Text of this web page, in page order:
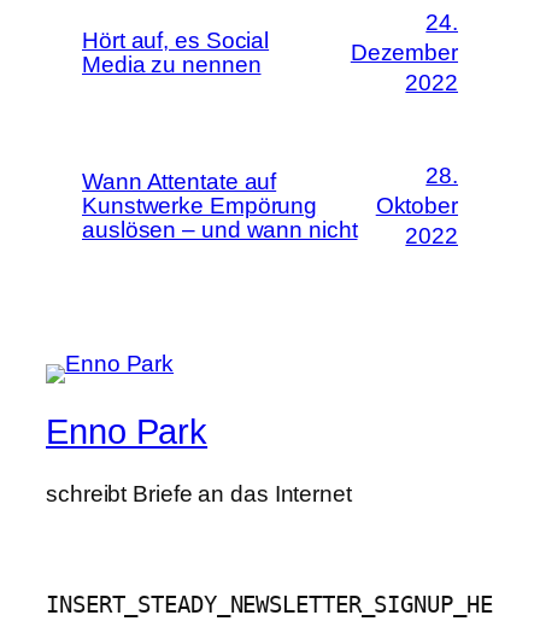
Hört auf, es Social
Media zu nennen
24.
Dezember
2022
Wann Attentate auf
Kunstwerke Empörung
auslösen – und wann nicht
28.
Oktober
2022
Enno Park
schreibt Briefe an das Internet
INSERT_STEADY_NEWSLETTER_SIGNUP_HE